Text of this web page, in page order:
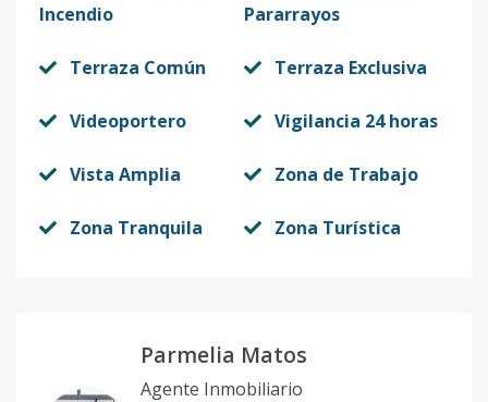
Incendio
Pararrayos
Terraza Común Terraza Exclusiva
Videoportero Vigilancia 24 horas
Vista Amplia Zona de Trabajo
Zona Tranquila Zona Turística
Parmelia Matos
Agente Inmobiliario